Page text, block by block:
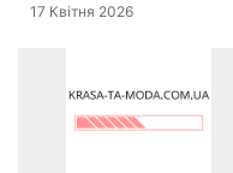
17 Квітня 2026